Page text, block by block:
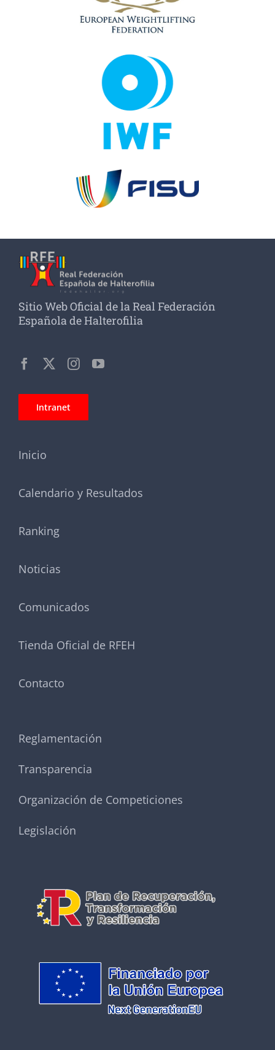
Sitio Web Oficial de la Real Federación
Española de Halterofilia
Intranet
Inicio
Calendario y Resultados
Ranking
Noticias
Comunicados
Tienda Oficial de RFEH
Contacto
Reglamentación
Transparencia
Organización de Competiciones
Legislación